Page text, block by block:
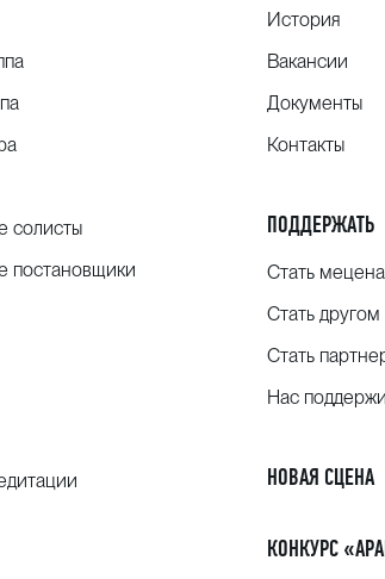
солисты
постановщики
История
Вакансии
Документы
Контакты
ПОДДЕРЖАТЬ
Стать
Стать другом
Стать
Нас
НОВАЯ СЦЕНА
КОНКУРС